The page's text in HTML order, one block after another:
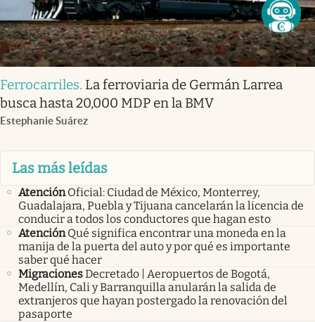
Ferrocarriles. La ferroviaria de Germán Larrea
busca hasta 20,000 MDP en la BMV
Estephanie Suárez
Las más leídas
Atención Oficial: Ciudad de México, Monterrey,
Guadalajara, Puebla y Tijuana cancelarán la licencia de
conducir a todos los conductores que hagan esto
Atención Qué significa encontrar una moneda en la
manija de la puerta del auto y por qué es importante
saber qué hacer
MigracionesDecretado | Aeropuertos de Bogotá,
Medellín, Cali y Barranquilla anularán la salida de
extranjeros que hayan postergado la renovación del
pasaporte